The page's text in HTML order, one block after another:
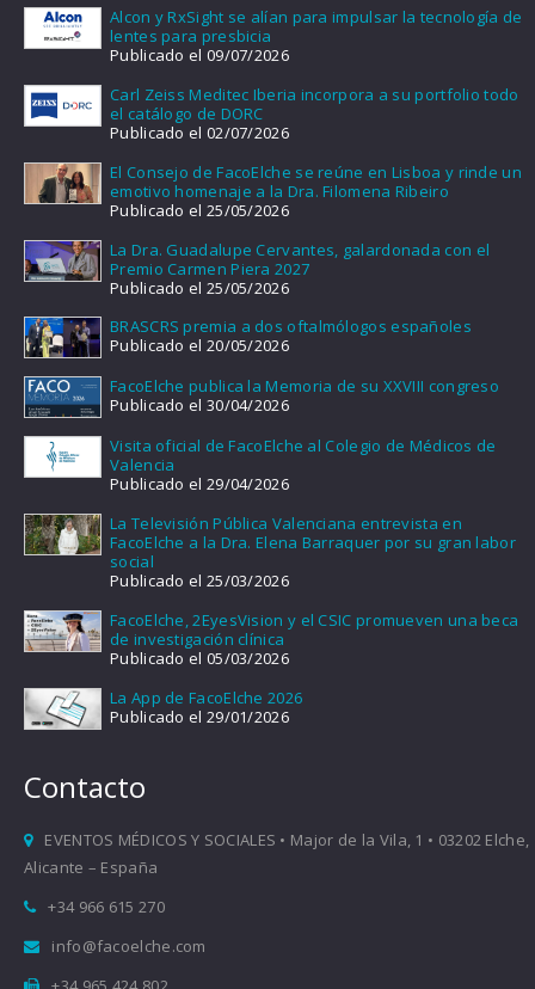
Alcon y RxSight se alían para impulsar la tecnología de
lentes para presbicia
Publicado el 09/07/2026
Carl Zeiss Meditec Iberia incorpora a su portfolio todo
el catálogo de DORC
Publicado el 02/07/2026
El Consejo de FacoElche se reúne en Lisboa y rinde un
emotivo homenaje a la Dra. Filomena Ribeiro
Publicado el 25/05/2026
La Dra. Guadalupe Cervantes, galardonada con el
Premio Carmen Piera 2027
Publicado el 25/05/2026
BRASCRS premia a dos oftalmólogos españoles
Publicado el 20/05/2026
FacoElche publica la Memoria de su XXVIII congreso
Publicado el 30/04/2026
Visita oficial de FacoElche al Colegio de Médicos de
Valencia
Publicado el 29/04/2026
La Televisión Pública Valenciana entrevista en
FacoElche a la Dra. Elena Barraquer por su gran labor
social
Publicado el 25/03/2026
FacoElche, 2EyesVision y el CSIC promueven una beca
de investigación clínica
Publicado el 05/03/2026
La App de FacoElche 2026
Publicado el 29/01/2026
Contacto
EVENTOS MÉDICOS Y SOCIALES • Major de la Vila, 1 • 03202 Elche,
Alicante – España
+34 966 615 270
info@facoelche.com